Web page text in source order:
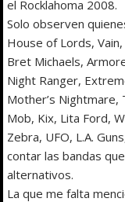
el Rocklahoma 2008.
Solo observen
House of Lords, Vain,
Bret Michaels,
Night Ranger,
Mother’s Nightmare,
Mob, Kix, Lita Ford,
Zebra, UFO, L.A.
contar las bandas
alternativos.
La que me falta